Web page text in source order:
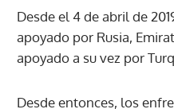
Desde el 4 de abril de
apoyado por Rusia,
apoyado a su vez por
Desde entonces, los